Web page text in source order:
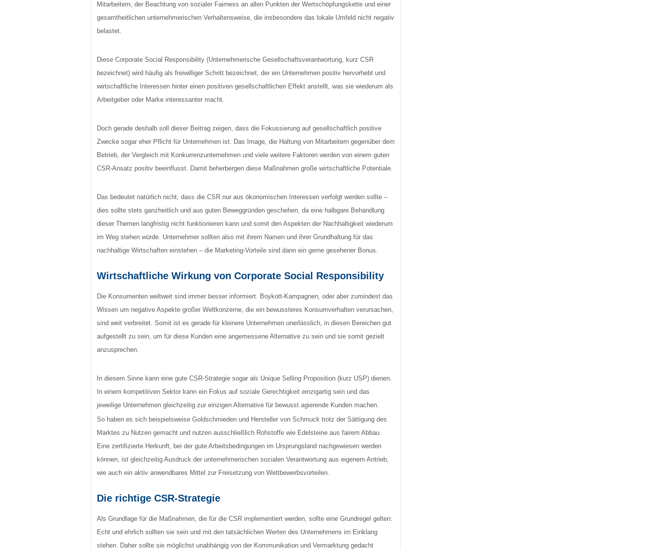
Mitarbeitern, der Beachtung von sozialer Fairness an allen Punkten der Wertschöpfungskette und einer
gesamtheitlichen unternehmerischen Verhaltensweise, die insbesondere das lokale Umfeld nicht negativ
belastet.
Diese Corporate Social Responsibility (Unternehmerische Gesellschaftsverantwortung, kurz CSR
bezeichnet) wird häufig als freiwilliger Schritt bezeichnet, der ein Unternehmen positiv hervorhebt und
wirtschaftliche Interessen hinter einen positiven gesellschaftlichen Effekt anstellt, was sie wiederum als
Arbeitgeber oder Marke interessanter macht.
Doch gerade deshalb soll dieser Beitrag zeigen, dass die Fokussierung auf gesellschaftlich positive
Zwecke sogar eher Pflicht für Unternehmen ist. Das Image, die Haltung von Mitarbeitern gegenüber dem
Betrieb, der Vergleich mit Konkurrenzunternehmen und viele weitere Faktoren werden von einem guten
CSR-Ansatz positiv beeinflusst. Damit beherbergen diese Maßnahmen große wirtschaftliche Potentiale.
Das bedeutet natürlich nicht, dass die CSR nur aus ökonomischen Interessen verfolgt werden sollte –
dies sollte stets ganzheitlich und aus guten Beweggründen geschehen, da eine halbgare Behandlung
dieser Themen langfristig nicht funktionieren kann und somit den Aspekten der Nachhaltigkeit wiederum
im Weg stehen würde. Unternehmer sollten also mit ihrem Namen und ihrer Grundhaltung für das
nachhaltige Wirtschaften einstehen – die Marketing-Vorteile sind dann ein gerne gesehener Bonus.
Wirtschaftliche Wirkung von Corporate Social Responsibility
Die Konsumenten weltweit sind immer besser informiert. Boykott-Kampagnen, oder aber zumindest das
Wissen um negative Aspekte großer Weltkonzerne, die ein bewussteres Konsumverhalten verursachen,
sind weit verbreitet. Somit ist es gerade für kleinere Unternehmen unerlässlich, in diesen Bereichen gut
aufgestellt zu sein, um für diese Kunden eine angemessene Alternative zu sein und sie somit gezielt
anzusprechen.
In diesem Sinne kann eine gute CSR-Strategie sogar als Unique Selling Proposition (kurz USP) dienen.
In einem kompetitiven Sektor kann ein Fokus auf soziale Gerechtigkeit einzigartig sein und das
jeweilige Unternehmen gleichzeitig zur einzigen Alternative für bewusst agierende Kunden machen.
So haben es sich beispielsweise Goldschmieden und Hersteller von Schmuck trotz der Sättigung des
Marktes zu Nutzen gemacht und nutzen ausschließlich Rohstoffe wie Edelsteine aus fairem Abbau.
Eine zertifizierte Herkunft, bei der gute Arbeitsbedingungen im Ursprungsland nachgewiesen werden
können, ist gleichzeitig Ausdruck der unternehmerischen sozialen Verantwortung aus eigenem Antrieb,
wie auch ein aktiv anwendbares Mittel zur Freisetzung von Wettbewerbsvorteilen.
Die richtige CSR-Strategie
Als Grundlage für die Maßnahmen, die für die CSR implementiert werden, sollte eine Grundregel gelten:
Echt und ehrlich sollten sie sein und mit den tatsächlichen Werten des Unternehmens im Einklang
stehen. Daher sollte sie möglichst unabhängig von der Kommunikation und Vermarktung gedacht